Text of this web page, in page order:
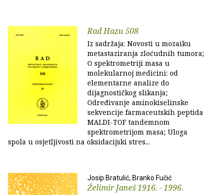
Rad Hazu 508
Iz sadržaja: Novosti u mozaiku
metastaziranja zloćudnih tumora;
O spektrometriji masa u
molekularnoj medicini: od
elementarne analize do
dijagnostičkog slikanja;
Određivanje aminokiselinske
sekvencije farmaceutskih peptida
MALDI-TOF tandemnom
spektrometrijom masa; Uloga
spola u osjetljivosti na oksidacijski stres...
Josip Bratulić, Branko Fučić
Želimir Janeš 1916. - 1996.